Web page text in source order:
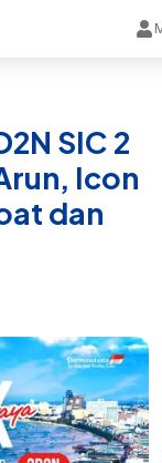
SIC 2
Icon
dan